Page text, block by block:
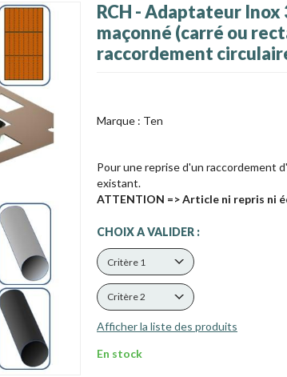
RCH - Adaptateur Inox
maçonné (carré ou
raccordement
Marque : Ten
Pour une reprise d'un raccordement
existant.
ATTENTION => Article ni repris ni
CHOIX A VALIDER :
Critère 1
Critère 2
Afficher la liste des produits
En stock